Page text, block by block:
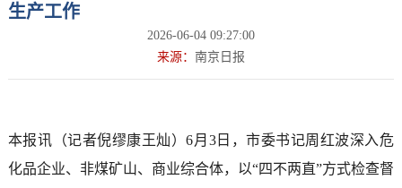
生产工作
2026-06-04 09:27:00
来源： 南京日报
本报讯（记者倪缪康王灿）6月3日，市委书记周红波深入危
化品企业、非煤矿山、商业综合体，以“四不两直”方式检查督